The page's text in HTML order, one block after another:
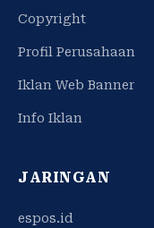
Copyright
Profil Perusahaan
Iklan Web Banner
Info Iklan
JARINGAN
espos.id